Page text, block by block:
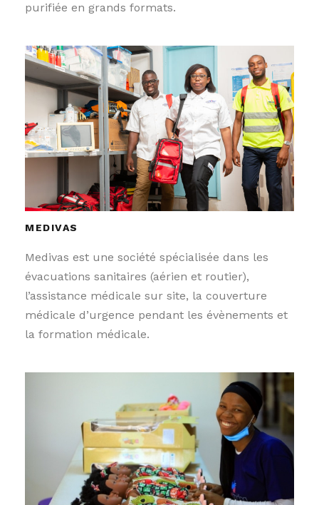
purifiée en grands formats.
MEDIVAS
Medivas est une société spécialisée dans les
évacuations sanitaires (aérien et routier),
l’assistance médicale sur site, la couverture
médicale d’urgence pendant les évènements et
la formation médicale.